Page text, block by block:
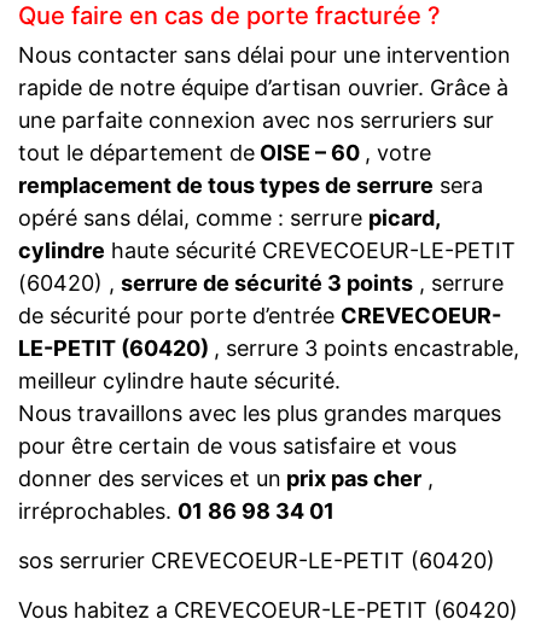
Que faire en cas de porte fracturée ?
Nous contacter sans délai pour une intervention
rapide de notre équipe d’artisan ouvrier. Grâce à
une parfaite connexion avec nos serruriers sur
tout le département de OISE – 60 , votre
remplacement de tous types de serrure sera
opéré sans délai, comme : serrure picard,
cylindre haute sécurité CREVECOEUR-LE-PETIT
(60420) , serrure de sécurité 3 points , serrure
de sécurité pour porte d’entrée CREVECOEUR-
LE-PETIT (60420) , serrure 3 points encastrable,
meilleur cylindre haute sécurité.
Nous travaillons avec les plus grandes marques
pour être certain de vous satisfaire et vous
donner des services et un prix pas cher ,
irréprochables. 01 86 98 34 01
sos serrurier CREVECOEUR-LE-PETIT (60420)
Vous habitez a CREVECOEUR-LE-PETIT (60420)